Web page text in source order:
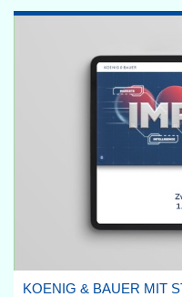
KOENIG & BAUER MIT